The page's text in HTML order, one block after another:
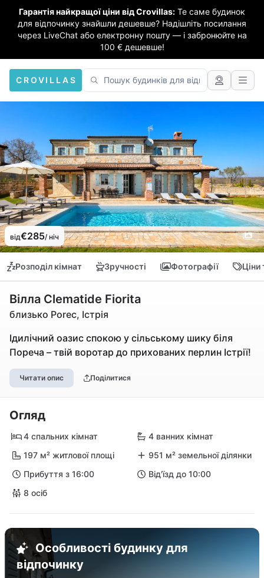
Гарантія найкращої ціни від Crovillas: Те саме будинок
для відпочинку знайшли дешевше? Надішліть посилання
через LiveChat або електронну пошту — і забронюйте на
100 € дешевше!
CROVILLAS
від€285/ ніч
Розподіл кімнат Зручності Фотографії Ціни
Вілла Clematide Fiorita
близько Porec, Істрія
Ідилічний оазис спокою у сільському шику біля
Пореча – твій воротар до прихованих перлин Істрії!
Читати опис Поділитися
Огляд
4 спальних кімнат
4 ванних кімнат
197 м² житлової площі
951 м² земельної ділянки
Прибуття з 16:00
Від'їзд до 10:00
8 осіб
Особливості будинку для
відпочинку